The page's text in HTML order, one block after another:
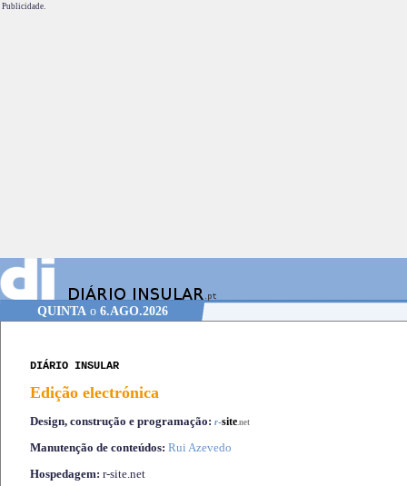
Publicidade.
QUINTAo 6.AGO.2026
DIÁRIO INSULAR
Edição electrónica
Design, construção e programação: r-site.net
Manutenção de conteúdos: Rui Azevedo
Hospedagem: r-site.net